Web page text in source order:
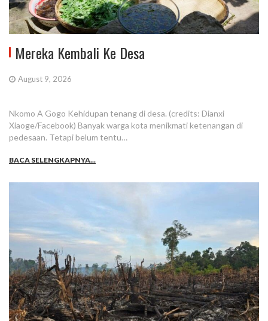
Mereka Kembali Ke Desa
August 9, 2026
Nkomo A Gogo Kehidupan tenang di desa. (credits: Dianxi
Xiaoge/Facebook) Banyak warga kota menikmati ketenangan di
pedesaan. Tetapi belum tentu…
BACA SELENGKAPNYA...